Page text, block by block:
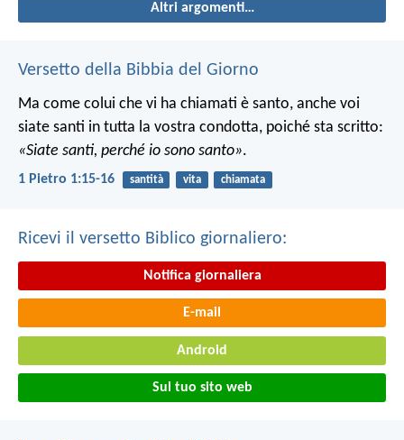
Altri argomenti…
Versetto della Bibbia del Giorno
Ma come colui che vi ha chiamati è santo, anche voi
siate santi in tutta la vostra condotta, poiché sta scritto:
«Siate santi, perché io sono santo».
1 Pietro 1:15-16 santità vita chiamata
Ricevi il versetto Biblico giornaliero:
Notifica giornaliera
E-mail
Android
Sul tuo sito web